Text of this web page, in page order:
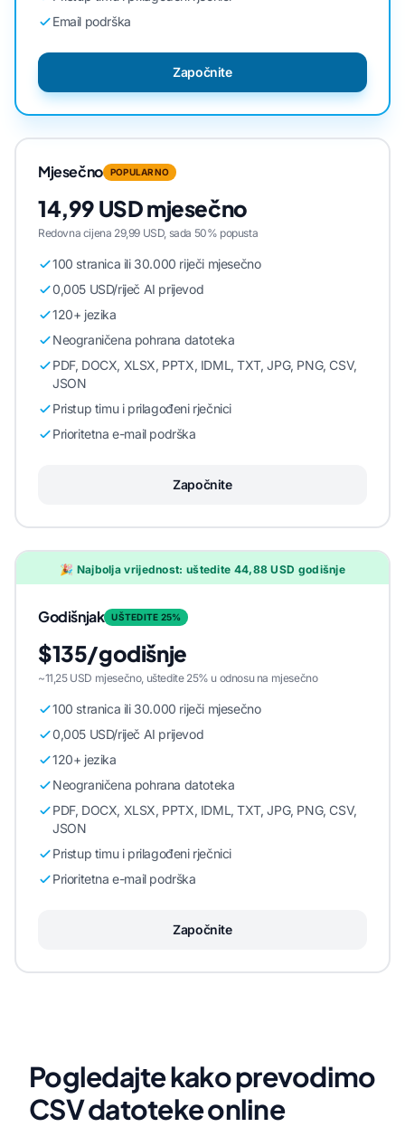
Email podrška
Započnite
Mjesečno POPULARNO
14,99 USD mjesečno
Redovna cijena 29,99 USD, sada 50% popusta
100 stranica ili 30.000 riječi mjesečno
0,005 USD/riječ AI prijevod
120+ jezika
Neograničena pohrana datoteka
PDF, DOCX, XLSX, PPTX, IDML, TXT, JPG, PNG, CSV,
JSON
Pristup timu i prilagođeni rječnici
Prioritetna e-mail podrška
Započnite
🎉 Najbolja vrijednost: uštedite 44,88 USD godišnje
Godišnjak UŠTEDITE 25%
$135/godišnje
~11,25 USD mjesečno, uštedite 25% u odnosu na mjesečno
100 stranica ili 30.000 riječi mjesečno
0,005 USD/riječ AI prijevod
120+ jezika
Neograničena pohrana datoteka
PDF, DOCX, XLSX, PPTX, IDML, TXT, JPG, PNG, CSV,
JSON
Pristup timu i prilagođeni rječnici
Prioritetna e-mail podrška
Započnite
Pogledajte kako prevodimo
CSV datoteke online